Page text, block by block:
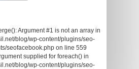
Argument #1 is not an array in
blog/wp-content/plugins/seo-
seofacebook.php on line 559
supplied for foreach() in
blog/wp-content/plugins/seo-